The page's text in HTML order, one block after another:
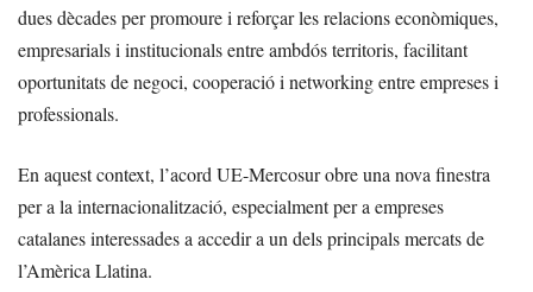
dues dècades per promoure i reforçar les relacions econòmiques,
empresarials i institucionals entre ambdós territoris, facilitant
oportunitats de negoci, cooperació i networking entre empreses i
professionals.
En aquest context, l’acord UE-Mercosur obre una nova finestra
per a la internacionalització, especialment per a empreses
catalanes interessades a accedir a un dels principals mercats de
l’Amèrica Llatina.